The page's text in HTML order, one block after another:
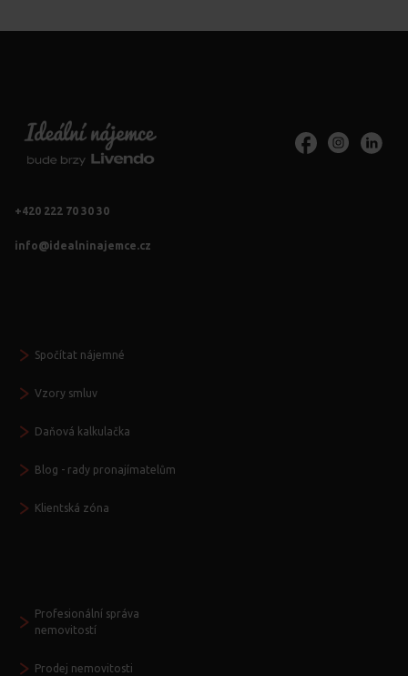
+420 222 70 30 30
info@idealninajemce.cz
Spočítat nájemné
Vzory smluv
Daňová kalkulačka
Blog - rady pronajímatelům
Klientská zóna
Profesionální správa
nemovitostí
Prodej nemovitosti